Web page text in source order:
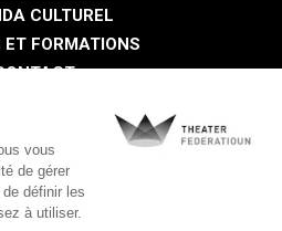
CULTUREL
ET FORMATIONS
confidentialité
des cookies